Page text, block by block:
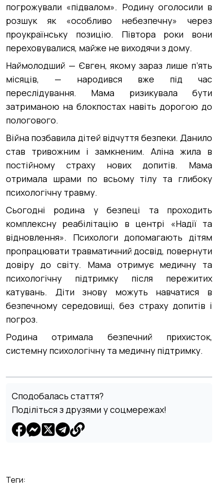
погрожували «підвалом». Родину оголосили в
розшук як «особливо небезпечну» через
проукраїнську позицію. Півтора роки вони
переховувалися, майже не виходячи з дому.
Наймолодший — Євген, якому зараз лише п’ять
місяців, — народився вже під час
переслідування. Мама ризикувала бути
затриманою на блокпостах навіть дорогою до
пологового.
Війна позбавила дітей відчуття безпеки. Данило
став тривожним і замкненим. Аліна жила в
постійному страху нових допитів. Мама
отримала шрами по всьому тілу та глибоку
психологічну травму.
Сьогодні родина у безпеці та проходить
комплексну реабілітацію в центрі «Надії та
відновлення». Психологи допомагають дітям
пропрацювати травматичний досвід, повернути
довіру до світу. Мама отримує медичну та
психологічну підтримку після пережитих
катувань. Діти знову можуть навчатися в
безпечному середовищі, без страху допитів і
погроз.
Родина отримала безпечний прихисток,
системну психологічну та медичну підтримку.
Сподобалась стаття?
Поділіться з друзями у соцмережах!
Теги: